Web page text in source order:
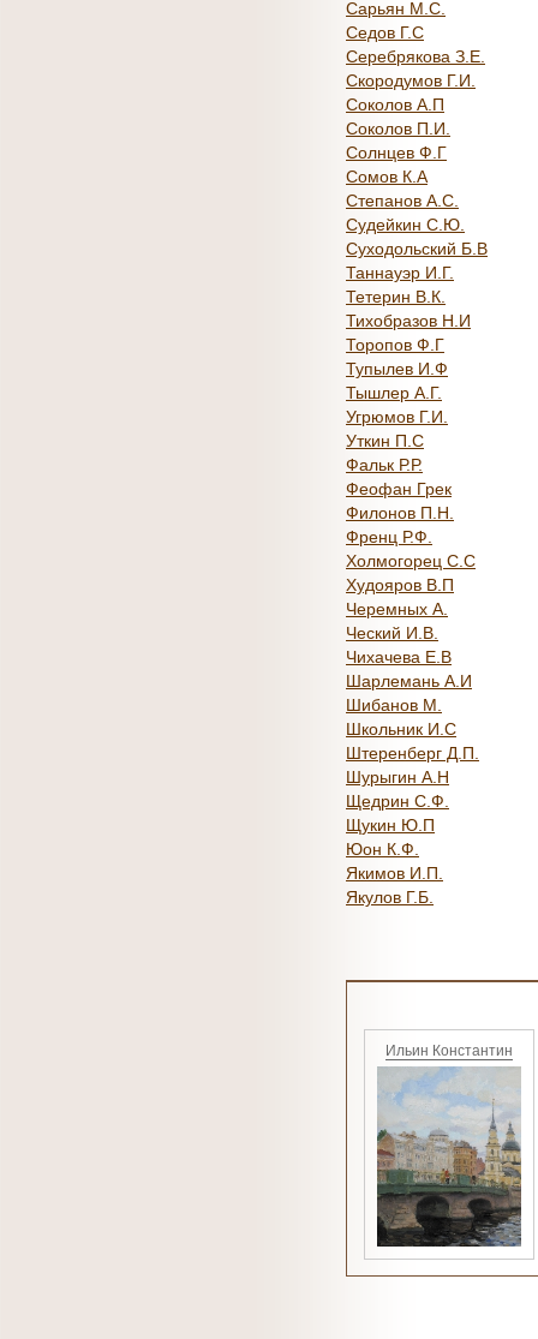
Сарьян М.С.
Седов Г.С
Серебрякова З.Е.
Скородумов Г.И.
Соколов А.П
Соколов П.И.
Солнцев Ф.Г
Сомов К.А
Степанов А.С.
Судейкин С.Ю.
Суходольский Б.В
Таннауэр И.Г.
Тетерин В.К.
Тихобразов Н.И
Торопов Ф.Г
Тупылев И.Ф
Тышлер А.Г.
Угрюмов Г.И.
Уткин П.С
Фальк Р.Р.
Феофан Грек
Филонов П.Н.
Френц Р.Ф.
Холмогорец С.С
Худояров В.П
Черемных А.
Ческий И.В.
Чихачева Е.В
Шарлемань А.И
Шибанов М.
Школьник И.С
Штеренберг Д.П.
Шурыгин А.Н
Щедрин С.Ф.
Щукин Ю.П
Юон К.Ф.
Якимов И.П.
Якулов Г.Б.
Ильин Константин